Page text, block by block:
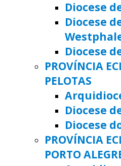
Diocese
Diocese
Diocese
PROVÍNCIA
PELOTAS
Diocese
Diocese
PROVÍNCIA
PORTO